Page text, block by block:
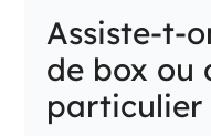
Assiste-t-
de box ou
particulier